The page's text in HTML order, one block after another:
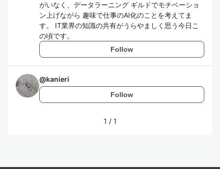
がいなく、データラーニング ギルドでモチベーショ
ン上げながら 趣味で仕事のAI化のことを考えてま
す。 IT業界の知識の共有がうらやましく思う今日こ
の頃です。
Follow
@kanieri
Follow
1 / 1